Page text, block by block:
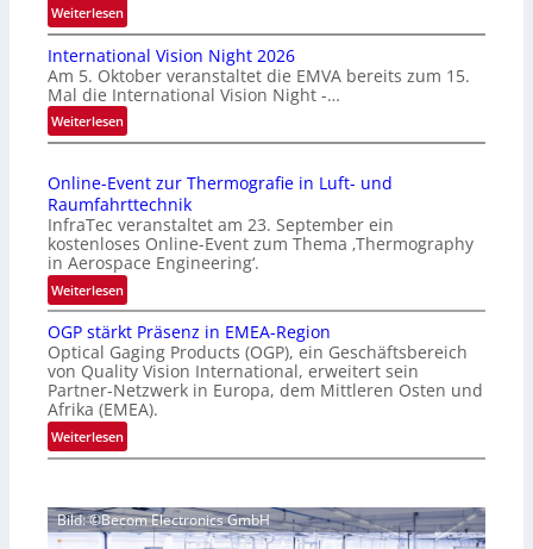
Weiterlesen:
H
o
m
e
p
a
e
‚
H
y
p
e
r
s
p
e
c
t
r
l
N
International Vision Night 2026
Am 5. Oktober veranstaltet die EMVA bereits zum 15.
Mal die International Vision Night -…
Weiterlesen:
I
t
e
r
n
a
t
o
n
a
l
V
i
i
o
Online-Event zur Thermografie in Luft- und
Raumfahrttechnik
InfraTec veranstaltet am 23. September ein
kostenloses Online-Event zum Thema ‚Thermography
in Aerospace Engineering‘.
Weiterlesen:
O
n
l
i
n
e
-
e
n
OGP stärkt Präsenz in EMEA-Region
Optical Gaging Products (OGP), ein Geschäftsbereich
von Quality Vision International, erweitert sein
Partner-Netzwerk in Europa, dem Mittleren Osten und
Afrika (EMEA).
Weiterlesen:
O
s
Bild: ©Becom Electronics GmbH